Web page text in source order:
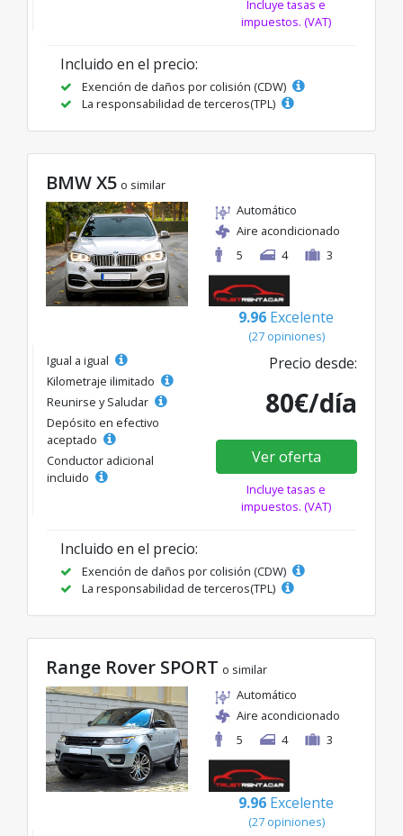
Incluye tasas e
impuestos. (VAT)
Incluido en el precio:
Exención de daños por colisión (CDW)
La responsabilidad de terceros(TPL)
BMW X5 o similar
Automático
Aire acondicionado
5
4 3
9.96 Excelente
(27 opiniones)
Igual a igual
Kilometraje ilimitado
Reunirse y Saludar
Depósito en efectivo
aceptado
Conductor adicional
incluido
Precio desde:
80€/día
Ver oferta
Incluye tasas e
impuestos. (VAT)
Incluido en el precio:
Exención de daños por colisión (CDW)
La responsabilidad de terceros(TPL)
Range Rover SPORT o similar
Automático
Aire acondicionado
5
4 3
9.96 Excelente
(27 opiniones)